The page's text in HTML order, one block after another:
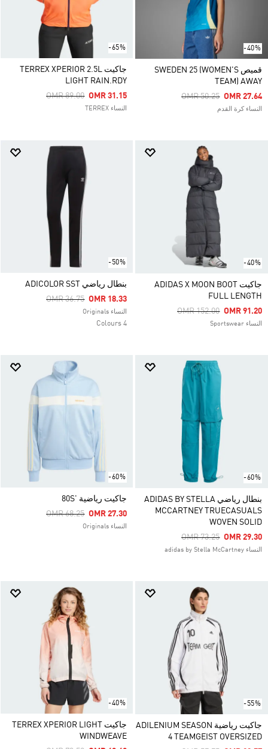
-40%
قميص SWEDEN 25 (WOMEN'S
TEAM) AWAY
Price Reduced From
OMR 50.25ToOMR 27.64
النساء كرة القدم
-65%
جاكيت TERREX XPERIOR 2.5L
LIGHT RAIN.RDY
Price Reduced From
OMR 89.00ToOMR 31.15
النساء TERREX
-40%
جاكيت ADIDAS X MOON BOOT
FULL LENGTH
Price Reduced From
OMR 152.00ToOMR 91.20
النساء Sportswear
-50%
بنطال رياضي ADICOLOR SST
Price Reduced From
OMR 36.75ToOMR 18.33
النساء Originals
4 Colours
-60%
بنطال رياضي ADIDAS BY STELLA
MCCARTNEY TRUECASUALS
WOVEN SOLID
Price Reduced From
OMR 73.25ToOMR 29.30
النساء adidas by Stella McCartney
-60%
جاكيت رياضية '80S
Price Reduced From
OMR 68.25ToOMR 27.30
النساء Originals
-55%
جاكيت رياضية ADILENIUM SEASON
4 TEAMGEIST OVERSIZED
-40%
جاكيت TERREX XPERIOR LIGHT
WINDWEAVE